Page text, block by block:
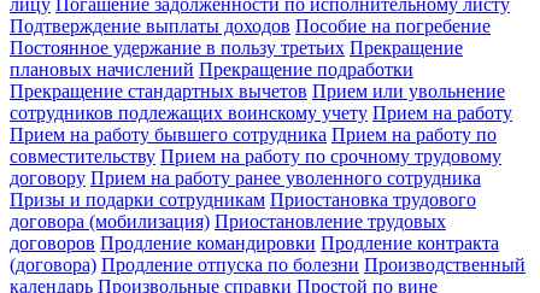
лицу Погашение задолженности по исполнительному листу
Подтверждение выплаты доходов Пособие на погребение
Постоянное удержание в пользу третьих Прекращение
плановых начислений Прекращение подработки
Прекращение стандартных вычетов Прием или увольнение
сотрудников подлежащих воинскому учету Прием на работу
Прием на работу бывшего сотрудника Прием на работу по
совместительству Прием на работу по срочному трудовому
договору Прием на работу ранее уволенного сотрудника
Призы и подарки сотрудникам Приостановка трудового
договора (мобилизация) Приостановление трудовых
договоров Продление командировки Продление контракта
(договора) Продление отпуска по болезни Производственный
календарь Произвольные справки Простой по вине